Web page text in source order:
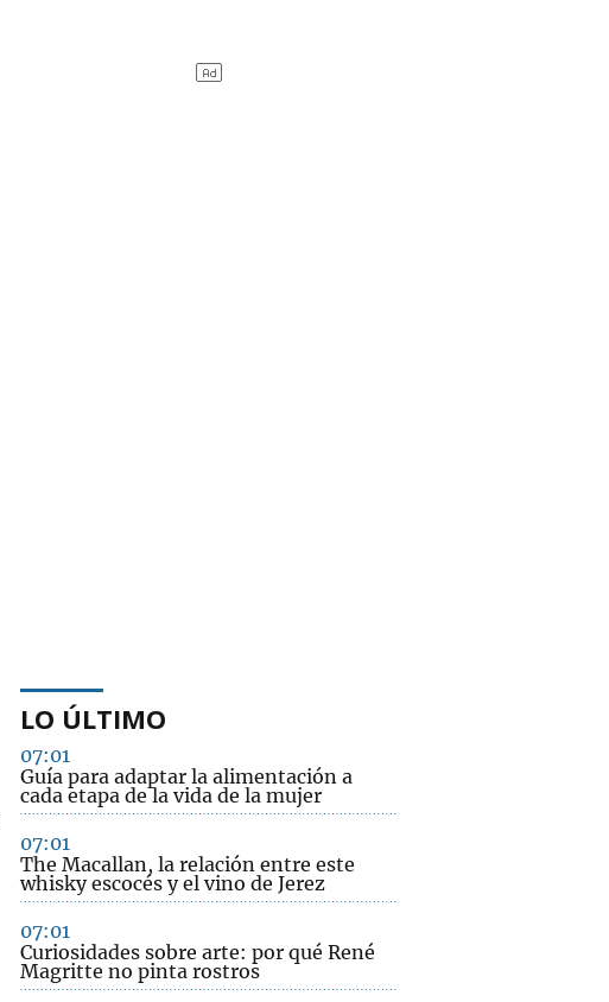
LO ÚLTIMO
07:01
Guía para adaptar la alimentación a
cada etapa de la vida de la mujer
07:01
The Macallan, la relación entre este
whisky escocés y el vino de Jerez
07:01
Curiosidades sobre arte: por qué René
Magritte no pinta rostros